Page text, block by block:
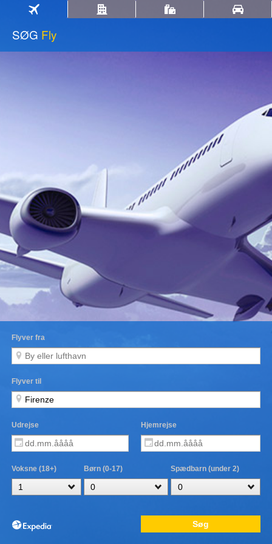
SØG Fly
Flyver fra
Flyver til
Udrejse Hjemrejse
Voksne (18+) Børn (0-17) Spædbarn (under 2)
Søg